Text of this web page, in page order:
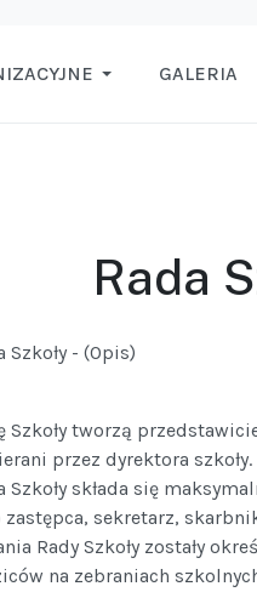
GALERIA
Rada
Szkoły - (Opis)
Szkoły tworzą
przez dyrektora szkoły.
Szkoły składa się
zastępca, sekretarz,
Rady Szkoły zostały
na zebraniach